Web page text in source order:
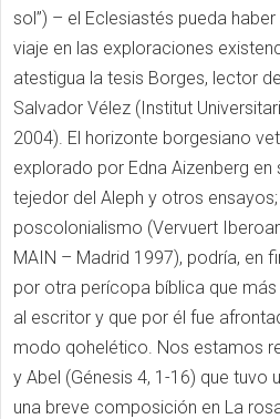
sol”) – el Eclesiastés pueda
viaje en las exploraciones
atestigua la tesis Borges, lector
Salvador Vélez (Institut
2004). El horizonte borgesiano
explorado por Edna Aizenberg en
tejedor del Aleph y otros
poscolonialismo (Vervuert
MAIN – Madrid 1997), podría, en
por otra perícopa bíblica que
al escritor y que por él fue
modo qohelético. Nos estamos
y Abel (Génesis 4, 1-16) que
una breve composición en La